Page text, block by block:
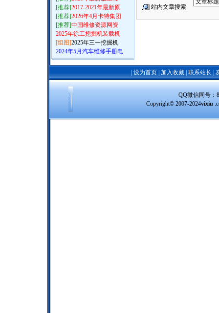
[推荐]2017-2021年最新原
[推荐]2026年4月卡特集团
[推荐]中国维修资源网资
2025年徐工挖掘机装载机
[组图]2025年三一挖掘机
2024年5月汽车维修手册电
站内文章搜索
设为首页| 加入收藏| 联系站长
QQ微信同号：
Copyright© 2007-2024vixiu